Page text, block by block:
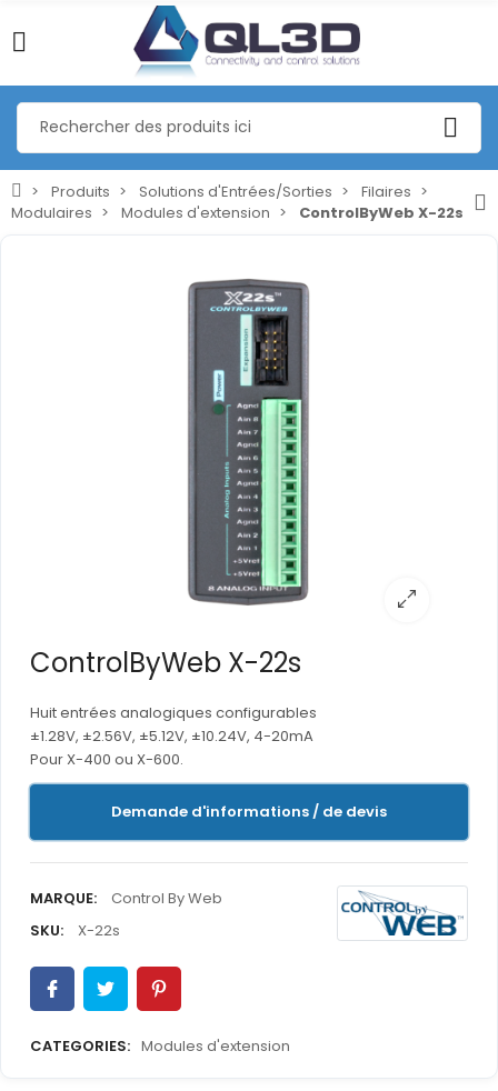
Produits Solutions d'Entrées/Sorties
Filaires
Modulaires
Modules d'extension ControlByWeb X-22s
ControlByWeb X-22s
Huit entrées analogiques configurables
±1.28V, ±2.56V, ±5.12V, ±10.24V, 4-20mA
Pour X-400 ou X-600.
Demande d'informations / de devis
MARQUE:
Control By Web
SKU:
X-22s
CATEGORIES: Modules d'extension